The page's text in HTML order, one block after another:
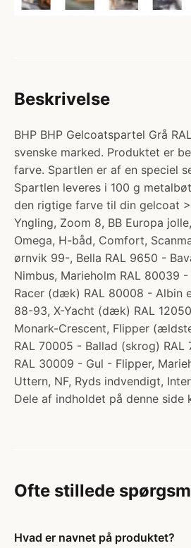
Beskrivelse
BHP BHP Gelcoatspartel Grå
svenske marked. Produktet er
farve. Spartlen er af en speciel
Spartlen leveres i 100 g
den rigtige farve til din gelcoat
Yngling, Zoom 8, BB Europa
Omega, H-båd, Comfort,
ørnvik 99-, Bella RAL 9650 -
Nimbus, Marieholm RAL 80039
Racer (dæk) RAL 80008 - Albin
88-93, X-Yacht (dæk) RAL
Monark-Crescent, Flipper
RAL 70005 - Ballad (skrog)
RAL 30009 - Gul - Flipper,
Uttern, NF, Ryds indvendigt,
Dele af indholdet på denne
Ofte stillede
Hvad er navnet på produktet?